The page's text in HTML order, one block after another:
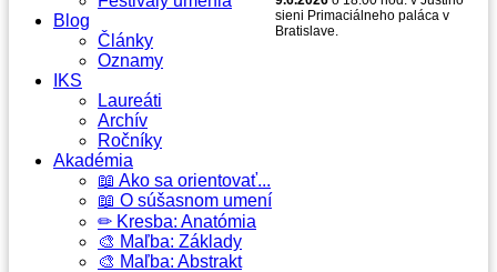
Blog
Články
Oznamy
IKS
Laureáti
Archív
Ročníky
Akadémia
📖 Ako sa orientovať...
📖 O súšasnom umení
✏ Kresba: Anatómia
🎨 Maľba: Základy
🎨 Maľba: Abstrakt
sieni Primaciálneho paláca v
Bratislave.